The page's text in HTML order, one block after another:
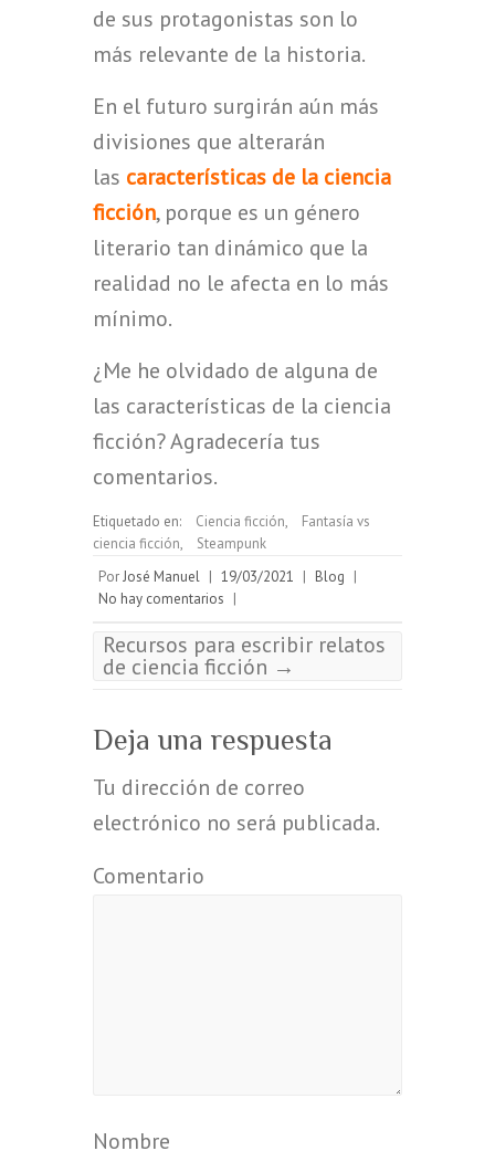
de sus protagonistas son lo
más relevante de la historia.
En el futuro surgirán aún más
divisiones que alterarán
las características de la ciencia
ficción, porque es un género
literario tan dinámico que la
realidad no le afecta en lo más
mínimo.
¿Me he olvidado de alguna de
las características de la ciencia
ficción? Agradecería tus
comentarios.
Etiquetado en: Ciencia ficción,
Fantasía vs
ciencia ficción,
Steampunk
PorJosé Manuel | 19/03/2021 | Blog |
No hay comentarios |
Recursos para escribir relatos
de ciencia ficción →
Deja una respuesta
Tu dirección de correo
electrónico no será publicada.
Comentario
Nombre